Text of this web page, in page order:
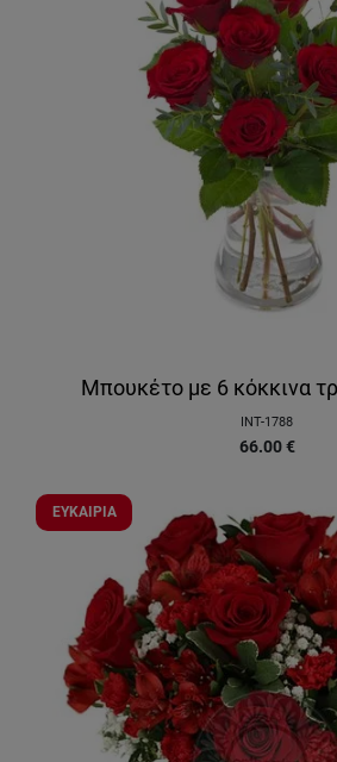
Μπουκέτο με 6 κόκκινα
INT-1788
66.00 €
ΕΥΚΑΙΡΙΑ